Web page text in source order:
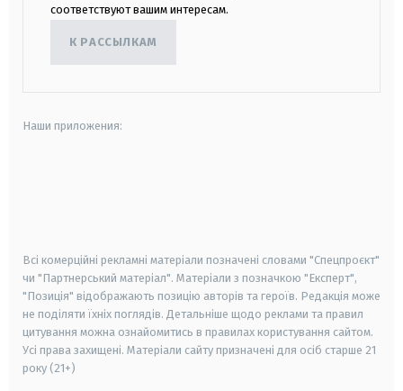
соответствуют вашим интересам.
К РАССЫЛКАМ
Наши приложения:
Всі комерційні рекламні матеріали позначені словами "Спецпроєкт"
чи "Партнерський матеріал". Матеріали з позначкою "Експерт",
"Позиція" відображають позицію авторів та героїв. Редакція може
не поділяти їхніх поглядів. Детальніше щодо реклами та правил
цитування можна ознайомитись в правилах користування сайтом.
Усі права захищені. Матеріали сайту призначені для осіб старше 21
року (21+)